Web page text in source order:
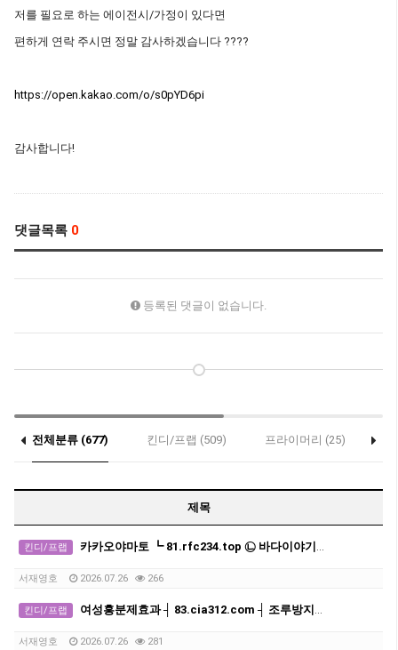
저를 필요로 하는 에이전시/가정이 있다면
편하게 연락 주시면 정말 감사하겠습니다 ????
https://open.kakao.com/o/s0pYD6pi
감사합니다!
댓글목록 0
등록된 댓글이 없습니다.
전체분류 (677) 킨디/프랩 (509) 프라이머리 (25)
제목
킨디/프랩 카카오야마토 ┗ 81.rfc234.top ㉡ 바다이야기게임기
서재영호 2026.07.26 266
킨디/프랩 여성흥분제효과 ┤ 83.cia312.com ┤ 조루방지제 구입
서재영호 2026.07.26 281